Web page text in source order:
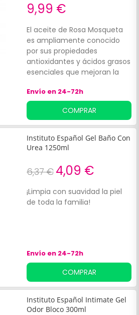
9,99 €
El aceite de Rosa Mosqueta
es ampliamente conocido
por sus propiedades
antioxidantes y ácidos grasos
esenciales que mejoran la
y la textura. Instituto Español
Gel Crema De Rosa
Mosqueta es un gel de uso
diario que además de
contener aceite de rosa
mosqueta está enriquecido
Envío en 24-72h
COMPRAR
Instituto Español Gel Baño Con
Urea 1250ml
6,37 € 4,09 €
¡Limpia con suavidad la piel
de toda la familia!
Envío en 24-72h
COMPRAR
Instituto Español Intimate Gel
Odor Bloco 300ml